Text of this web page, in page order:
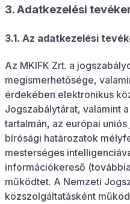
3. Adatkezelési
3.1. Az adatkezelési
Az MKIFK Zrt. a
megismerhetősége,
érdekében elektronikus
Jogszabálytárat, valamint
tartalmán, az európai
bírósági határozatok
mesterséges
információkereső
működtet. A Nemzeti
közszolgáltatásként